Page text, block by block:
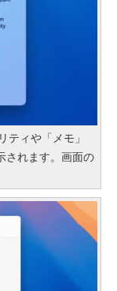
ティや「メモ」
されます。画面の